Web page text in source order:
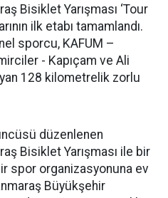
Bisiklet Yarışması ‘Tour
ilk etabı tamamlandı.
sporcu, KAFUM –
- Kapıçam ve Ali
128 kilometrelik zorlu
düzenlenen
Bisiklet Yarışması ile bir
spor organizasyonuna ev
Büyükşehir